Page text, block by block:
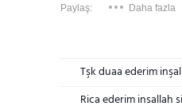
Paylaş: Daha fazla
Tşk duaa ederim
Rica ederim insallah